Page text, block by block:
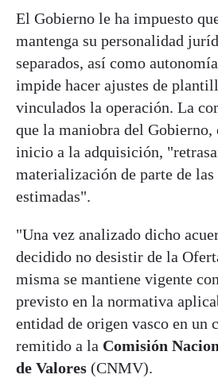
El Gobierno le ha impuesto
mantenga su personalidad
separados, así como
impide hacer ajustes de
vinculados la operación. La
que la maniobra del Gobierno,
inicio a la adquisición,
materialización de parte de las
estimadas".
"Una vez analizado dicho
decidido no desistir de la
misma se mantiene vigente
previsto en la normativa
entidad de origen vasco en un
remitido a la Comisión
de Valores (CNMV).